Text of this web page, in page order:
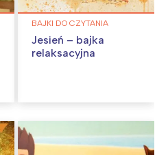
BAJKI DO CZYTANIA
Jesień – bajka
relaksacyjna